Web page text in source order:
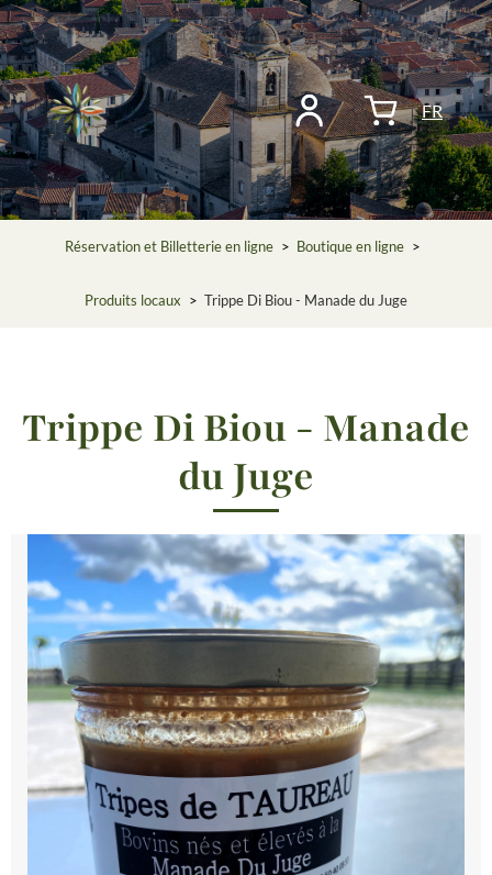
FR
Réservation et Billetterie en ligne > Boutique en ligne >
Produits locaux > Trippe Di Biou - Manade du Juge
Trippe Di Biou - Manade
du Juge